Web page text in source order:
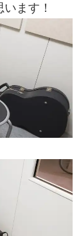
ます！